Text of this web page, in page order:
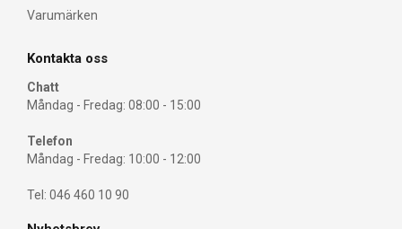
Varumärken
Kontakta oss
Chatt
Måndag - Fredag: 08:00 - 15:00
Telefon
Måndag - Fredag: 10:00 - 12:00
Tel: 046 460 10 90